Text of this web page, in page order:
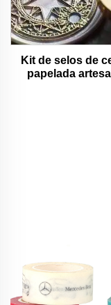
Kit de selos de
papelada